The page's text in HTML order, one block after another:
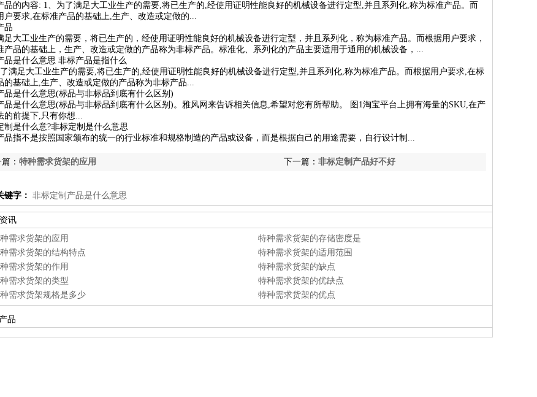
品的内容: 1、为了满足大工业生产的需要,将已生产的,经使用证明性能良好的机械设备进行定型,并且系列化,称为标准产品。而
户要求,在标准产品的基础上,生产、改造或定做的...
品
足大工业生产的需要，将已生产的，经使用证明性能良好的机械设备进行定型，并且系列化，称为标准产品。而根据用户要求，
产品的基础上，生产、改造或定做的产品称为非标产品。标准化、系列化的产品主要适用于通用的机械设备，...
品是什么意思 非标产品是指什么
满足大工业生产的需要,将已生产的,经使用证明性能良好的机械设备进行定型,并且系列化,称为标准产品。而根据用户要求,在标
的基础上,生产、改造或定做的产品称为非标产品...
品是什么意思(标品与非标品到底有什么区别)
品是什么意思(标品与非标品到底有什么区别)。雅风网来告诉相关信息,希望对您有所帮助。 图1淘宝平台上拥有海量的SKU,在产
的前提下,只有你想...
制是什么意?非标定制是什么意思
品指不是按照国家颁布的统一的行业标准和规格制造的产品或设备，而是根据自己的用途需要，自行设计制...
下一篇： 非标定制产品好不好
： 特种需求货架的应用
键字： 非标定制产品是什么意思
讯
需求货架的应用
特种需求货架的存储密度是
需求货架的结构特点
特种需求货架的适用范围
需求货架的作用
特种需求货架的缺点
需求货架的类型
特种需求货架的优缺点
需求货架规格是多少
特种需求货架的优点
品